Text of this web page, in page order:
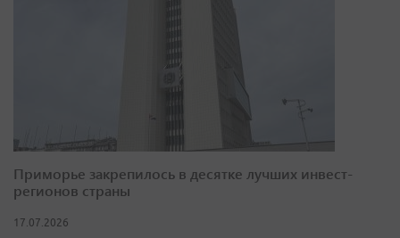
Приморье закрепилось в десятке лучших инвест-
регионов страны
17.07.2026